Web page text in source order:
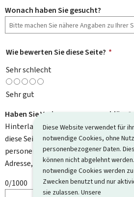
Diese Website verwendet für
notwendige Cookies, ohne
personenbezogener Daten.
können nicht abgelehnt
notwendige Cookies werden
Zwecken benutzt und nur
sie zulassen. Unsere
Wonach haben Sie gesucht?
Wie bewerten Sie diese Seite? *
Sehr schlecht
Sehr gut
Haben Sie Verbesserungsvorschläge?
Hinterlassen Sie uns einen
diese Seite zu verbessern. Bitte geben
personenbezogenen Daten an, wie
Adresse, Ihren Namen oder Ihre
0/1000